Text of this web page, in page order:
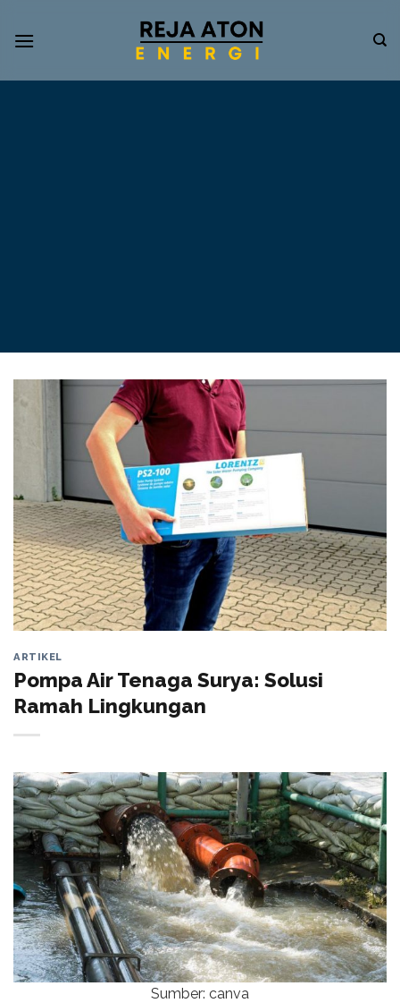
Informasi
ARTIKEL
Pompa Air Tenaga Surya: Solusi
Ramah Lingkungan
Sumber: canva